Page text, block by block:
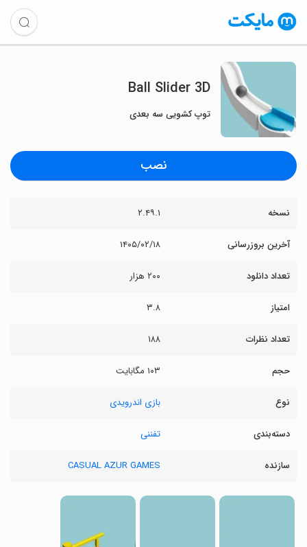
Ball Slider 3D
توپ کشویی سه بعدی
نصب
نسخه ۲.۴۹.۱
آخرین بروزرسانی ۱۴۰۵/۰۲/۱۸
تعداد دانلود ۲۰۰ هزار
امتیاز ۳.۸
تعداد نظرات ۱۸۸
حجم ۱۰۳ مگابایت
نوع بازی اندرویدی
دسته‌بندی تفننی
سازنده CASUAL AZUR GAMES